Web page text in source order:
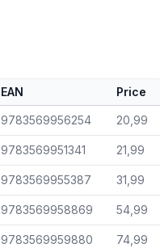
EAN Price
9783569956254 20,99
9783569951341 21,99
9783569955387 31,99
9783569958869 54,99
9783569959880 74,99